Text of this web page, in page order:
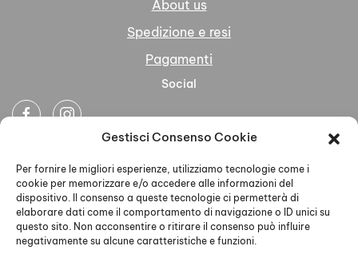
Gestisci Consenso Cookie
Per fornire le migliori esperienze, utilizziamo tecnologie come i
cookie per memorizzare e/o accedere alle informazioni del
dispositivo. Il consenso a queste tecnologie ci permetterà di
elaborare dati come il comportamento di navigazione o ID unici su
questo sito. Non acconsentire o ritirare il consenso può influire
negativamente su alcune caratteristiche e funzioni.
About us
Spedizione e resi
Pagamenti
Social